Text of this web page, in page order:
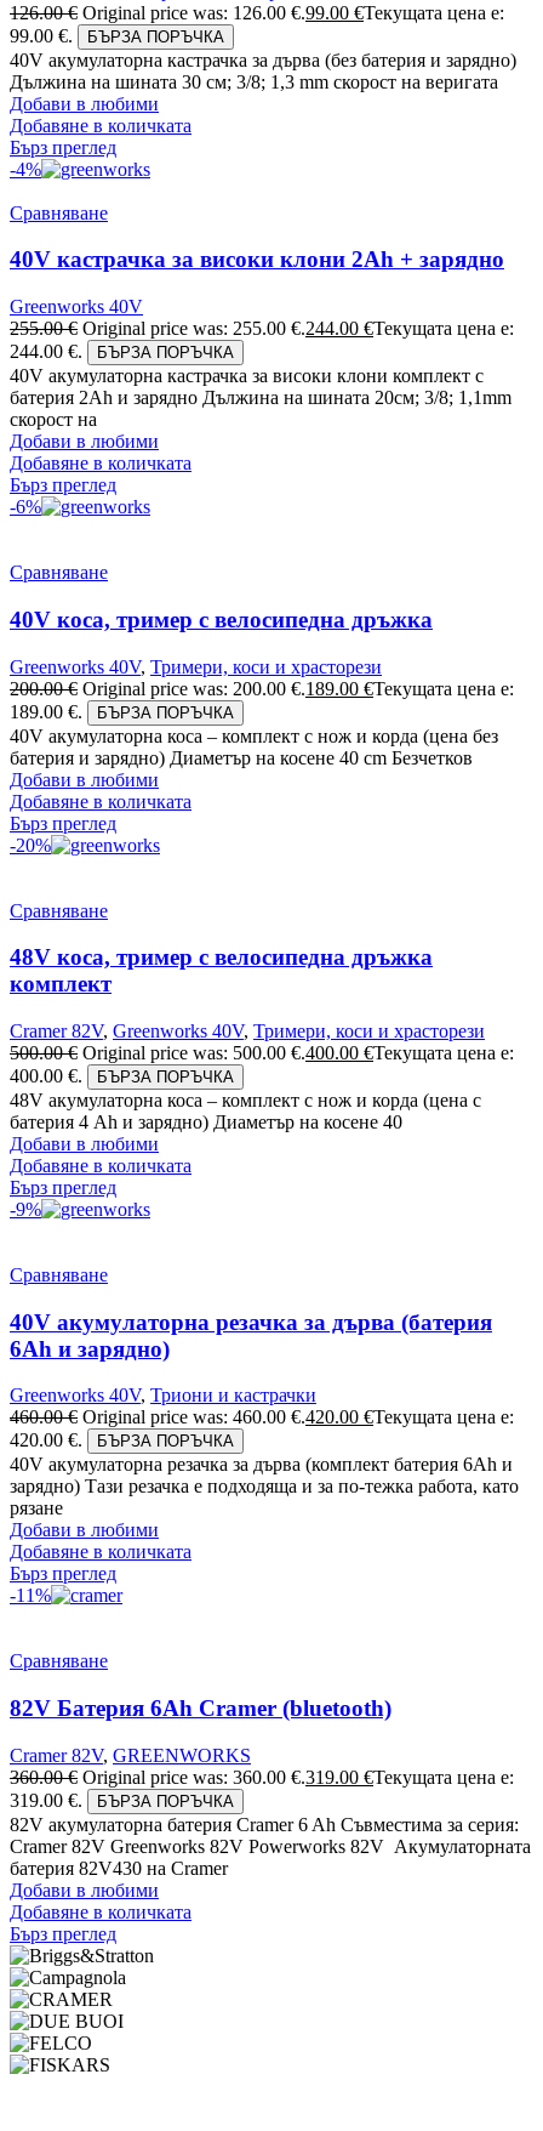
126.00€ Original price was: 126.00 €.99.00 €Текущата цена е:
99.00 €.
БЪРЗА ПОРЪЧКА
40V акумулаторна кастрачка за дърва (без батерия и зарядно)
Дължина на шината 30 см; 3/8; 1,3 mm скорост на веригата
Добави в любими
Добавяне в количката
Бърз преглед
-4%
Сравняване
40V кастрачка за високи клони 2Ah + зарядно
Greenworks 40V
255.00€ Original price was: 255.00 €.244.00 €Текущата цена е:
244.00 €.
БЪРЗА ПОРЪЧКА
40V акумулаторна кастрачка за високи клони комплект с
батерия 2Ah и зарядно Дължина на шината 20см; 3/8; 1,1mm
скорост на
Добави в любими
Добавяне в количката
Бърз преглед
-6%
Сравняване
40V коса, тример с велосипедна дръжка
Greenworks 40V, Тримери, коси и храсторези
200.00€ Original price was: 200.00 €.189.00 €Текущата цена е:
189.00 €.
БЪРЗА ПОРЪЧКА
40V акумулаторна коса – комплект с нож и корда (цена без
батерия и зарядно) Диаметър на косене 40 cm Безчетков
Добави в любими
Добавяне в количката
Бърз преглед
-20%
Сравняване
48V коса, тример с велосипедна дръжка
комплект
Cramer 82V, Greenworks 40V, Тримери, коси и храсторези
500.00€ Original price was: 500.00 €.400.00 €Текущата цена е:
400.00 €.
БЪРЗА ПОРЪЧКА
48V акумулаторна коса – комплект с нож и корда (цена с
батерия 4 Ah и зарядно) Диаметър на косене 40
Добави в любими
Добавяне в количката
Бърз преглед
-9%
Сравняване
40V акумулаторна резачка за дърва (батерия
6Аh и зарядно)
Greenworks 40V, Триони и кастрачки
460.00€ Original price was: 460.00 €.420.00 €Текущата цена е:
420.00 €.
БЪРЗА ПОРЪЧКА
40V акумулаторна резачка за дърва (комплект батерия 6Ah и
зарядно) Тази резачка е подходяща и за по-тежка работа, като
рязане
Добави в любими
Добавяне в количката
Бърз преглед
-11%
Сравняване
82V Батерия 6Ah Cramer (bluetooth)
Cramer 82V, GREENWORKS
360.00€ Original price was: 360.00 €.319.00 €Текущата цена е:
319.00 €.
БЪРЗА ПОРЪЧКА
82V акумулаторна батерия Cramer 6 Ah Съвместима за серия:
Cramer 82V Greenworks 82V Powerworks 82V Акумулаторната
батерия 82V430 на Cramer
Добави в любими
Добавяне в количката
Бърз преглед